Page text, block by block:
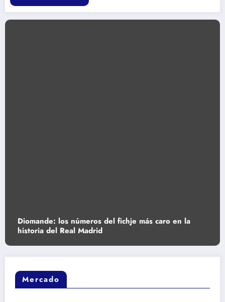
Diomande: los números del fichje más caro en la
historia del Real Madrid
Mercado